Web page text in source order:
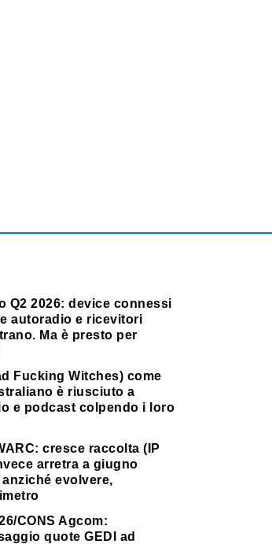
Q2 2026: device connessi
autoradio e ricevitori
Ma è presto per
Fucking Witches) come
è riusciuto a
e podcast colpendo i loro
cresce raccolta (IP
arretra a giugno
evolvere,
CONS Agcom:
quote GEDI ad